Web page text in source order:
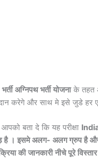
भर्ती अग्निपथ भर्ती योजनाके तहत
करेगे और साथ मे इसे जुडे हर
बता दे कि यह परीक्षा
है । इसमे अलग- अलग ग्रुप है
की जानकारी नीचे पूरे